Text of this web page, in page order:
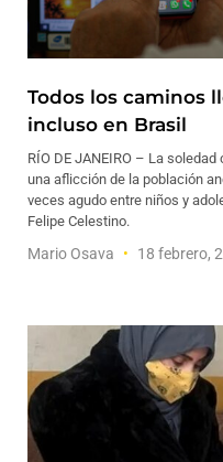
Todos los caminos
incluso en Brasil
RÍO DE JANEIRO – La
una aflicción de la población
veces agudo entre niños y
Felipe Celestino.
Mario Osava 18 febrero,